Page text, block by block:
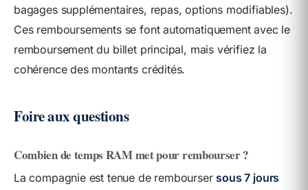
bagages supplémentaires, repas, options modifiables).
Ces remboursements se font automatiquement avec le
remboursement du billet principal, mais vérifiez la
cohérence des montants crédités.
Foire aux questions
Combien de temps RAM met pour rembourser ?
La compagnie est tenue de rembourser sous 7 jours